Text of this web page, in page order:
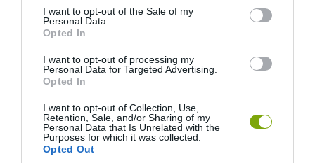
consent section.
I want to opt-out of the Sale of my
Personal Data.
Opted In
I want to opt-out of processing my
Personal Data for Targeted Advertising.
Opted In
I want to opt-out of Collection, Use,
Retention, Sale, and/or Sharing of my
Personal Data that Is Unrelated with the
Purposes for which it was collected.
Opted Out
Fotó: Getty